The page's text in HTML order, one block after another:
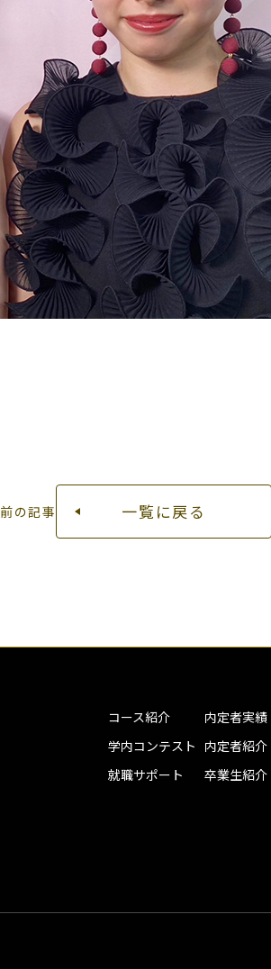
前の記事 一覧に戻る
コース紹介
学内コンテスト
就職サポート
内定者実績
内定者紹介
卒業生紹介